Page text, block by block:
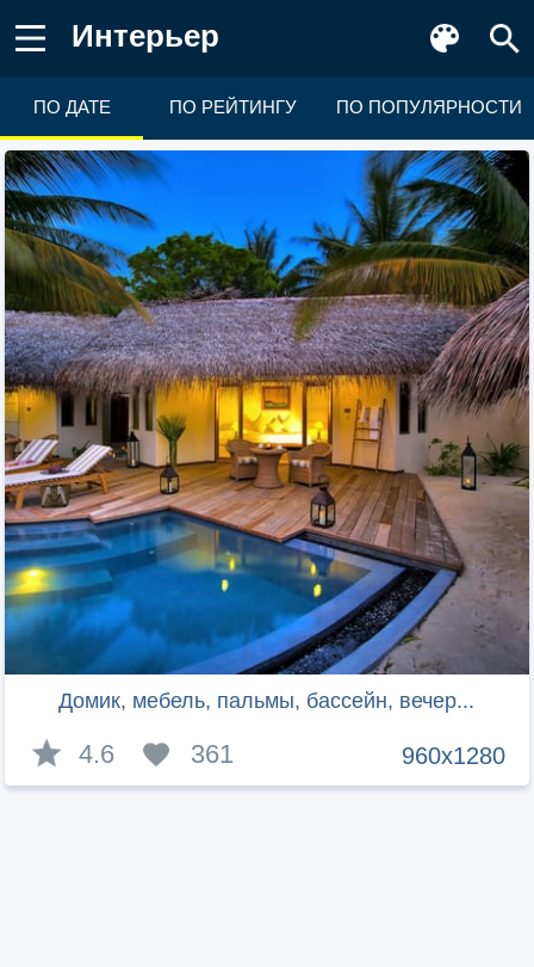
Интерьер
ПО ДАТЕ ПО РЕЙТИНГУ ПО ПОПУЛЯРНОСТИ
Домик, мебель, пальмы, бассейн, вечер...
960x1280
4.6 361